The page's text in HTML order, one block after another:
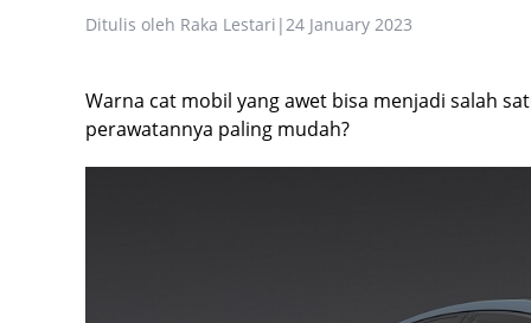
Ditulis oleh Raka Lestari |24 January 2023
Warna cat mobil yang awet bisa menjadi salah
perawatannya paling mudah?